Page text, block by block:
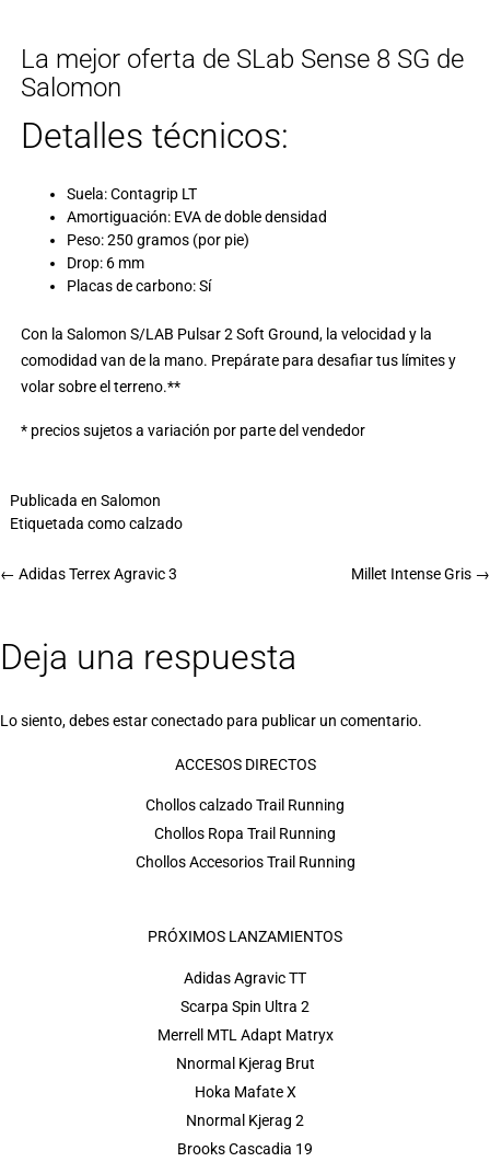
La mejor oferta de SLab Sense 8 SG de
Salomon
Detalles técnicos:
Suela: Contagrip LT
Amortiguación: EVA de doble densidad
Peso: 250 gramos (por pie)
Drop: 6 mm
Placas de carbono: Sí
Con la Salomon S/LAB Pulsar 2 Soft Ground, la velocidad y la
comodidad van de la mano. Prepárate para desafiar tus límites y
volar sobre el terreno.**
* precios sujetos a variación por parte del vendedor
Publicada en Salomon
Etiquetada comocalzado
Millet Intense Gris →
← Adidas Terrex Agravic 3
Deja una respuesta
Lo siento, debes estarconectado para publicar un comentario.
ACCESOS DIRECTOS
Chollos calzado Trail Running
Chollos Ropa Trail Running
Chollos Accesorios Trail Running
PRÓXIMOS LANZAMIENTOS
Adidas Agravic TT
Scarpa Spin Ultra 2
Merrell MTL Adapt Matryx
Nnormal Kjerag Brut
Hoka Mafate X
Nnormal Kjerag 2
Brooks Cascadia 19